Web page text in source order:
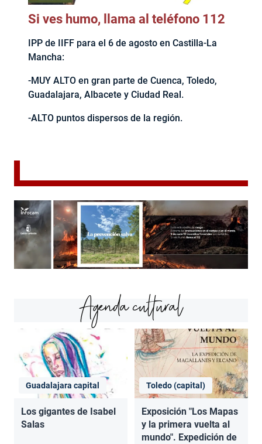
Si ves humo, llama al teléfono 112
IPP de IIFF para el 6 de agosto en Castilla-La
Mancha:
-MUY ALTO en gran parte de Cuenca, Toledo,
Guadalajara, Albacete y Ciudad Real.
-ALTO puntos dispersos de la región.
Agenda cultural
Guadalajara capital
Los gigantes de Isabel
Salas
Toledo (capital)
Exposición "Los Mapas
y la primera vuelta al
mundo". Expedición de